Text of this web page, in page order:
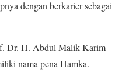
dengan berkarier sebagai
Dr. H. Abdul Malik Karim
nama pena Hamka.